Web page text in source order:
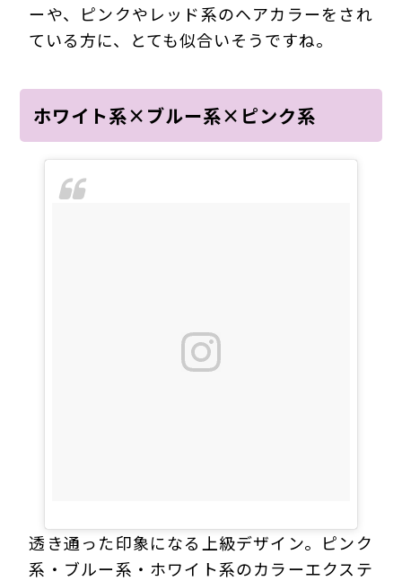
ーや、ピンクやレッド系のヘアカラーをされ
ている方に、とても似合いそうですね。
ホワイト系×ブルー系×ピンク系
透き通った印象になる上級デザイン。ピンク
系・ブルー系・ホワイト系のカラーエクステ